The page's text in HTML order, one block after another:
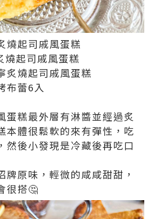
燒起司戚風蛋糕
燒起司戚風蛋糕
炙燒起司戚風蛋糕
布蕾6入
蛋糕最外層有淋醬並經過炙
本體很鬆軟的來有彈性，吃
然後小發現是冷藏後再吃口
牌原味，輕微的咸咸甜甜，
很搭🤔